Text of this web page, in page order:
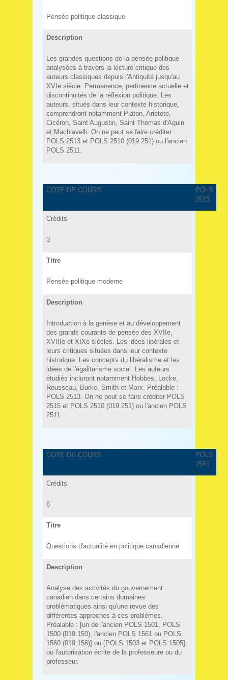
Pensée politique classique
Description
Les grandes questions de la pensée politique
analysées à travers la lecture critique des
auteurs classiques depuis l'Antiquité jusqu'au
XVIe siècle. Permanence, pertinence actuelle et
discontinuités de la réflexion politique. Les
auteurs, situés dans leur contexte historique,
comprendront notamment Platon, Aristote,
Cicéron, Saint Augustin, Saint Thomas d'Aquin
et Machiavelli. On ne peut se faire créditer
POLS 2513 et POLS 2510 (019.251) ou l'ancien
POLS 2511.
COTE DE COURS
POLS
2515
Crédits
3
Titre
Pensée politique moderne
Description
Introduction à la genèse et au développement
des grands courants de pensée des XVIIe,
XVIIIe et XIXe siècles. Les idées libérales et
leurs critiques situées dans leur contexte
historique. Les concepts du libéralisme et les
idées de l'égalitarisme social. Les auteurs
étudiés incluront notamment Hobbes, Locke,
Rousseau, Burke, Smith et Marx. Préalable :
POLS 2513. On ne peut se faire créditer POLS
2515 et POLS 2510 (019.251) ou l'ancien POLS
2511.
COTE DE COURS
POLS
2561
Crédits
6
Titre
Questions d'actualité en politique canadienne
Description
Analyse des activités du gouvernement
canadien dans certains domaines
problématiques ainsi qu'une revue des
différentes approches à ces problèmes.
Préalable : [un de l'ancien POLS 1501, POLS
1500 (019.150), l'ancien POLS 1561 ou POLS
1560 (019.156)] ou [POLS 1503 et POLS 1505],
ou l'autorisation écrite de la professeure ou du
professeur.